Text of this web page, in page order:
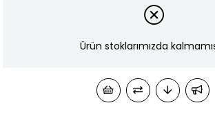
Ürün stoklarımızda